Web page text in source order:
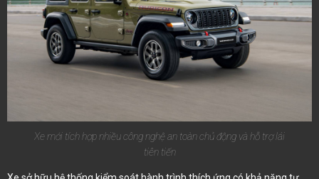
Xe mới tích hợp nhiều công nghệ an toàn chủ động và hỗ trợ lái
tiên tiến